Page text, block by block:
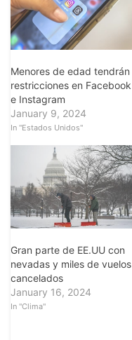
Menores de edad tendrán
restricciones en Facebook
e Instagram
January 9, 2024
In "Estados Unidos"
Gran parte de EE.UU con
nevadas y miles de vuelos
cancelados
January 16, 2024
In "Clima"